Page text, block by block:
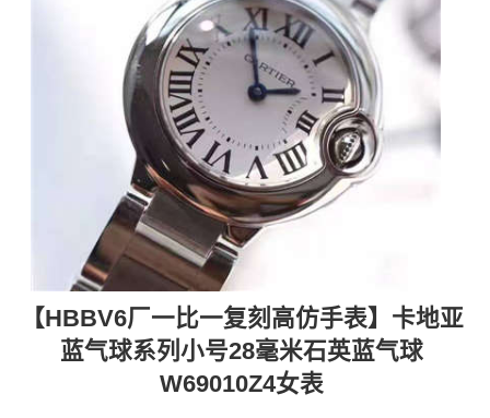
【HBBV6厂一比一复刻高仿手表】卡地亚
蓝气球系列小号28毫米石英蓝气球
W69010Z4女表